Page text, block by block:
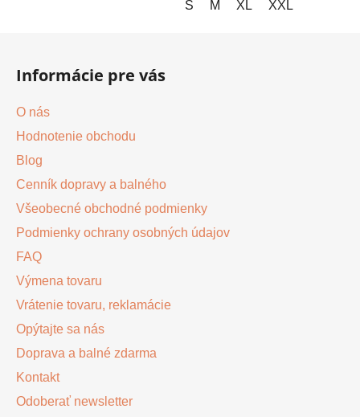
S M XL XXL
Informácie pre vás
O nás
Hodnotenie obchodu
Blog
Cenník dopravy a balného
Všeobecné obchodné podmienky
Podmienky ochrany osobných údajov
FAQ
Výmena tovaru
Vrátenie tovaru, reklamácie
Opýtajte sa nás
Doprava a balné zdarma
Kontakt
Odoberať newsletter